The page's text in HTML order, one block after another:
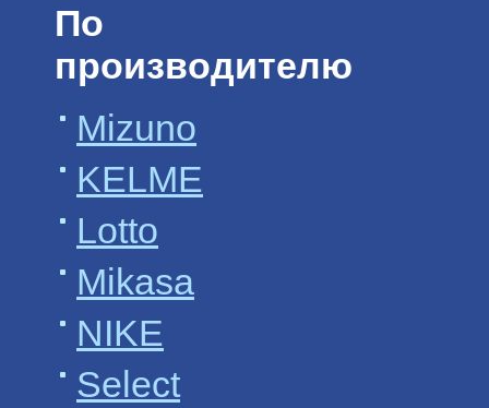
По
производителю
Mizuno
KELME
Lotto
Mikasa
NIKE
Select